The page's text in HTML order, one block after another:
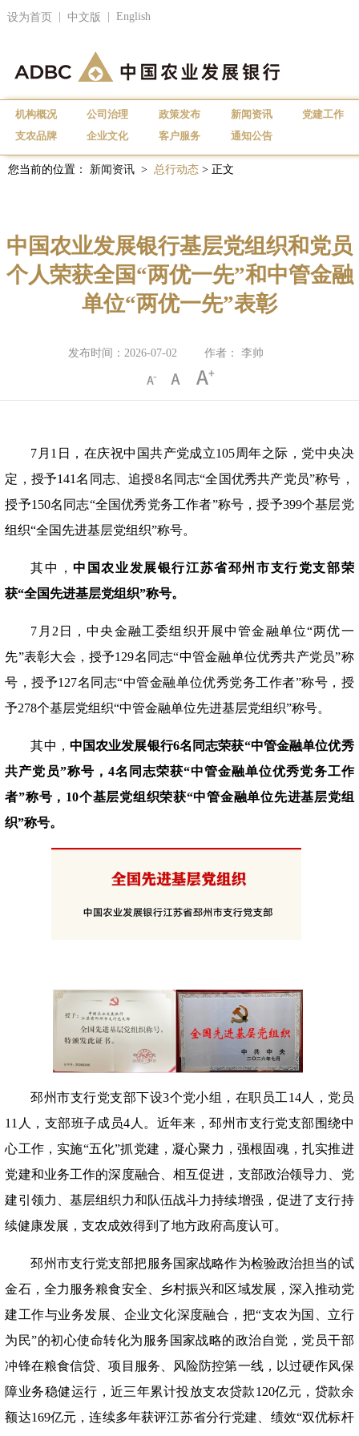
设为首页 中文版 English
机构概况 公司治理 政策发布 新闻资讯
党建工作
支农品牌
企业文化 客户服务 通知公告
您当前的位置： 新闻资讯 > 总行动态 > 正文
中国农业发展银行基层党组织和党员
个人荣获全国“两优一先”和中管金融
单位“两优一先”表彰
发布时间：2026-07-02 作者： 李帅
7月1日，在庆祝中国共产党成立105周年之际，党中央决
定，授予141名同志、追授8名同志“全国优秀共产党员”称号，
授予150名同志“全国优秀党务工作者”称号，授予399个基层党
组织“全国先进基层党组织”称号。
其中，中国农业发展银行江苏省邳州市支行党支部荣
获“全国先进基层党组织”称号。
7月2日，中央金融工委组织开展中管金融单位“两优一
先”表彰大会，授予129名同志“中管金融单位优秀共产党员”称
号，授予127名同志“中管金融单位优秀党务工作者”称号，授
予278个基层党组织“中管金融单位先进基层党组织”称号。
其中， 中国农业发展银行6名同志荣获“中管金融单位优秀
共产党员”称号，4名同志荣获“中管金融单位优秀党务工作
者”称号，10个基层党组织荣获“中管金融单位先进基层党组
织”称号。
邳州市支行党支部下设3个党小组，在职员工14人，党员
11人，支部班子成员4人。近年来，邳州市支行党支部围绕中
心工作，实施“五化”抓党建，凝心聚力，强根固魂，扎实推进
党建和业务工作的深度融合、相互促进，支部政治领导力、党
建引领力、基层组织力和队伍战斗力持续增强，促进了支行持
续健康发展，支农成效得到了地方政府高度认可。
邳州市支行党支部把服务国家战略作为检验政治担当的试
金石，全力服务粮食安全、乡村振兴和区域发展，深入推动党
建工作与业务发展、企业文化深度融合，把“支农为国、立行
为民”的初心使命转化为服务国家战略的政治自觉，党员干部
冲锋在粮食信贷、项目服务、风险防控第一线，以过硬作风保
障业务稳健运行，近三年累计投放支农贷款120亿元，贷款余
额达169亿元，连续多年获评江苏省分行党建、绩效“双优标杆